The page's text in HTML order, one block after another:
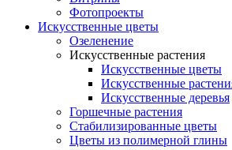
Фотопроекты
Искусственные цветы
Озеленение
Искусственные растения
Искусственные цветы
Искусственные
Искусственные деревья
Горшечные растения
Стабилизированные цветы
Цветы из полимерной глины